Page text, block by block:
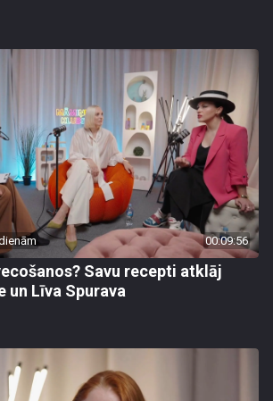
00:09:56
Savu recepti atklāj
un Līva Spurava